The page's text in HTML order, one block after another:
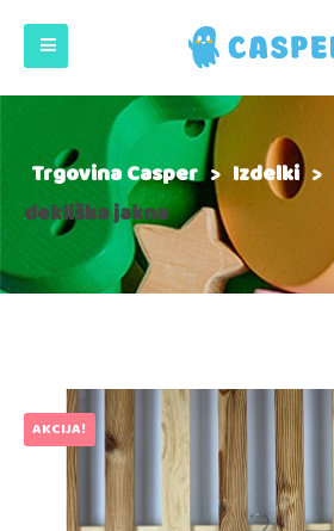
Trgovina Casper> Izdelki >
dekliška jakna
AKCIJA!